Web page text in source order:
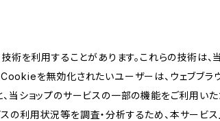
術を利用することがあります。これらの技術は、
を無効化されたいユーザーは、ウェブブ
当ショップのサービスの一部の機能をご利用い
ビスの利用状況等を調査・分析するため、本サ